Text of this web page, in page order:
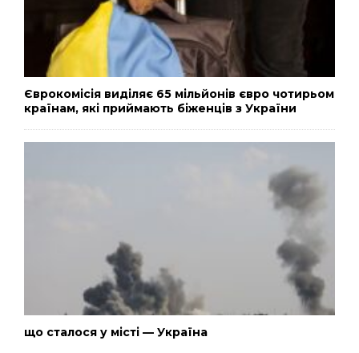
Єврокомісія виділяє 65 мільйонів євро чотирьом
країнам, які приймають біженців з України
що сталося у місті — Україна